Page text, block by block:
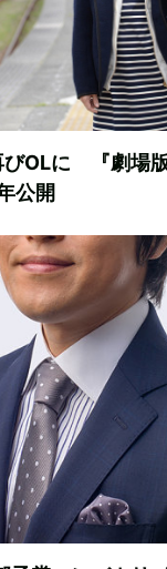
びOLに 『劇場
公開